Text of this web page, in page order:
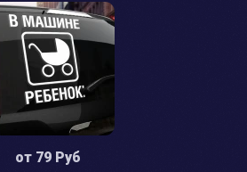
от 79 Руб